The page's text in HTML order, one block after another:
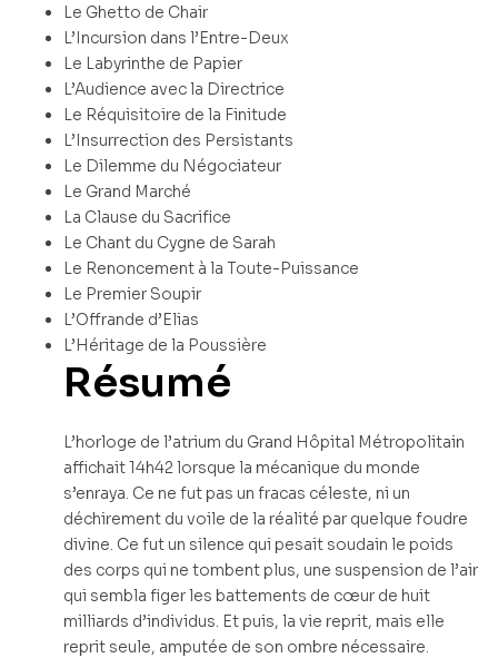
Le Ghetto de Chair
L’Incursion dans l’Entre-Deux
Le Labyrinthe de Papier
L’Audience avec la Directrice
Le Réquisitoire de la Finitude
L’Insurrection des Persistants
Le Dilemme du Négociateur
Le Grand Marché
La Clause du Sacrifice
Le Chant du Cygne de Sarah
Le Renoncement à la Toute-Puissance
Le Premier Soupir
L’Offrande d’Elias
L’Héritage de la Poussière
Résumé
L’horloge de l’atrium du Grand Hôpital Métropolitain
affichait 14h42 lorsque la mécanique du monde
s’enraya. Ce ne fut pas un fracas céleste, ni un
déchirement du voile de la réalité par quelque foudre
divine. Ce fut un silence qui pesait soudain le poids
des corps qui ne tombent plus, une suspension de l’air
qui sembla figer les battements de cœur de huit
milliards d’individus. Et puis, la vie reprit, mais elle
reprit seule, amputée de son ombre nécessaire.